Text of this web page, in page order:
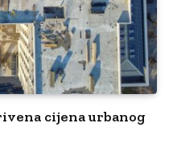
cijena urbanog